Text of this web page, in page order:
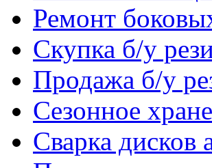
Ремонт
Скупка б/у
Продажа б/у
Сезонное
Сварка